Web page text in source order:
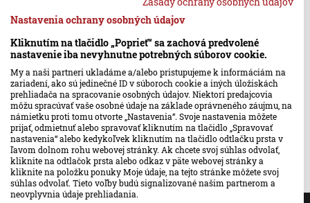
Nastavenia ochrany osobných údajov
Kliknutím na tlačidlo „Poprieť“ sa zachová predvolené
nastavenie iba nevyhnutne potrebných súborov cookie.
My a naši partneri ukladáme a/alebo pristupujeme k informáciám na
zariadení, ako sú jedinečné ID v súboroch cookie a iných úložiskách
prehliadača na spracovanie osobných údajov. Niektorí predajcovia
môžu spracúvať vaše osobné údaje na základe oprávneného záujmu, na
námietku proti tomu otvorte „Nastavenia“. Svoje nastavenia môžete
prijať, odmietnuť alebo spravovať kliknutím na tlačidlo „Spravovať
nastavenia“ alebo kedykoľvek kliknutím na tlačidlo odtlačku prsta v
ľavom dolnom rohu webovej stránky. Ak chcete svoj súhlas odvolať,
kliknite na odtlačok prsta alebo odkaz v päte webovej stránky a
kliknite na položku ponuky Moje údaje, na tejto stránke môžete svoj
súhlas odvolať. Tieto voľby budú signalizované našim partnerom a
neovplyvnia údaje prehliadania.
Pápež pred klimatickým
samitom: Budúce generácie
potrebujú konkrétnu nádej
Planéte
stupňa